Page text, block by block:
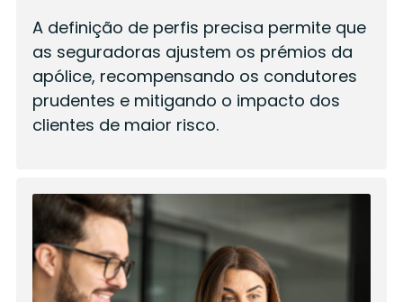
A definição de perfis precisa permite que
as seguradoras ajustem os prémios da
apólice, recompensando os condutores
prudentes e mitigando o impacto dos
clientes de maior risco.